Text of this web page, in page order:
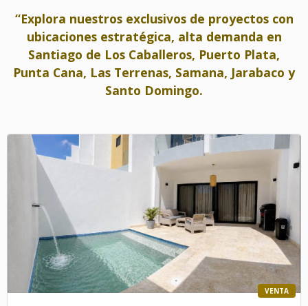
“Explora nuestros exclusivos de proyectos con
ubicaciones estratégica, alta demanda en
Santiago de Los Caballeros, Puerto Plata,
Punta Cana, Las Terrenas, Samana, Jarabaco y
Santo Domingo.
VENTA